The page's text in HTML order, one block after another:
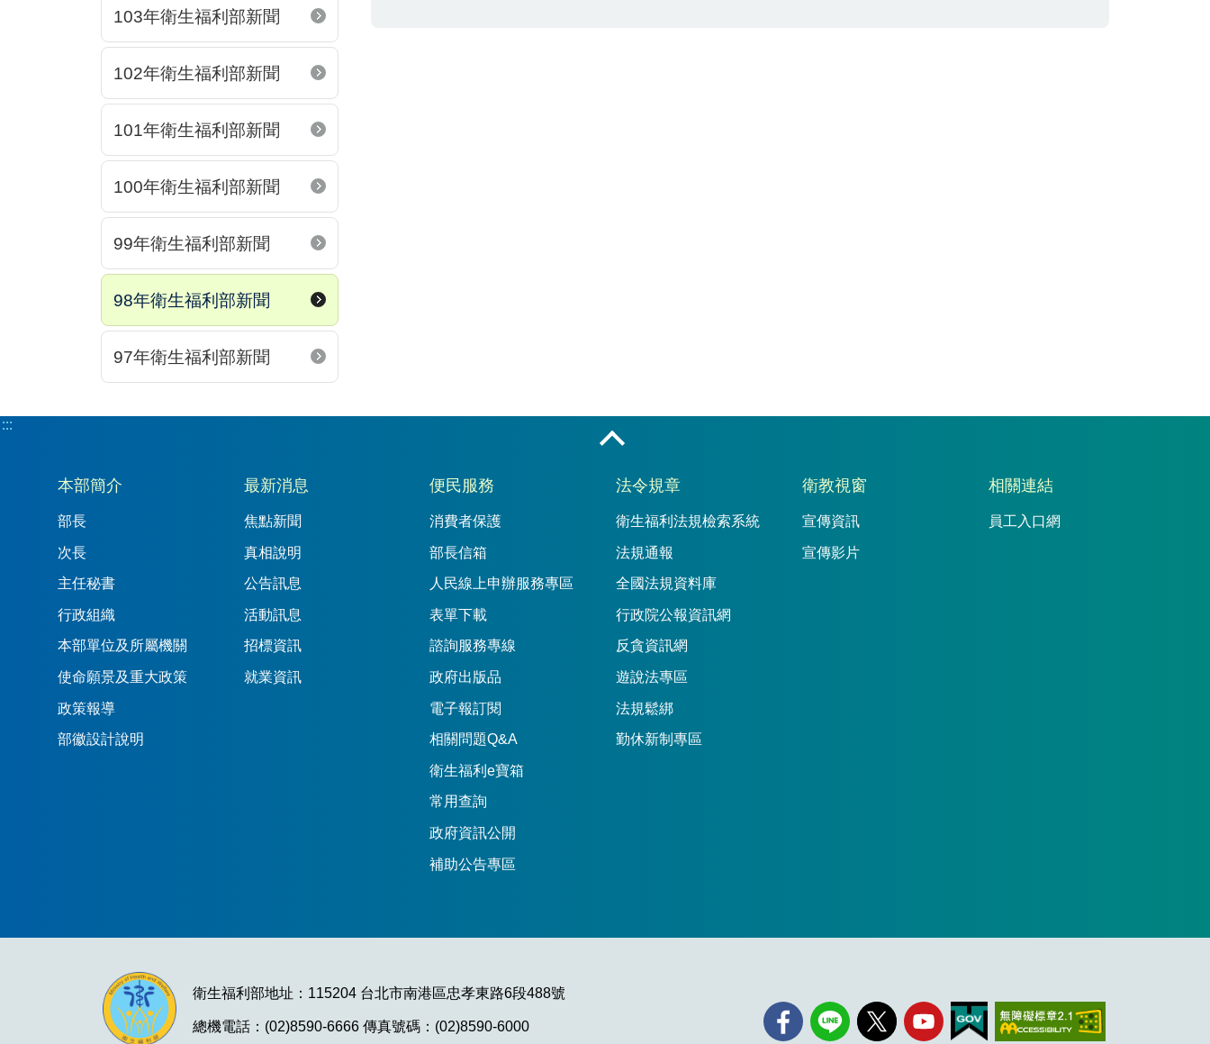
103年衛生福利部新聞
102年衛生福利部新聞
101年衛生福利部新聞
100年衛生福利部新聞
99年衛生福利部新聞
98年衛生福利部新聞
97年衛生福利部新聞
:::
:::
本部簡介
部長
次長
主任秘書
行政組織
本部單位及所屬機關
使命願景及重大政策
政策報導
部徽設計說明
最新消息
焦點新聞
真相說明
公告訊息
活動訊息
招標資訊
就業資訊
便民服務
消費者保護
部長信箱
人民線上申辦服務專區
表單下載
諮詢服務專線
政府出版品
電子報訂閱
相關問題Q&A
衛生福利e寶箱
常用查詢
政府資訊公開
補助公告專區
法令規章
衛生福利法規檢索系統
法規通報
全國法規資料庫
行政院公報資訊網
反貪資訊網
遊說法專區
法規鬆綁
勤休新制專區
衛教視窗
宣傳資訊
宣傳影片
相關連結
員工入口網
衛生福利部地址：115204 台北市南港區忠孝東路6段488號
總機電話：(02)8590-6666 傳真號碼：(02)8590-6000